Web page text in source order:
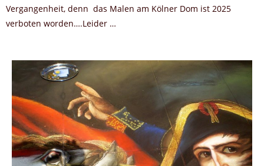
Vergangenheit, denn das Malen am Kölner Dom ist 2025
verboten worden….Leider …